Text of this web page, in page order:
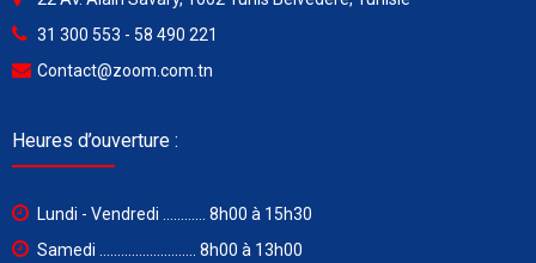
31 300 553 - 58 490 221
Contact@zoom.com.tn
Heures d’ouverture :
Lundi - Vendredi ............ 8h00 à 15h30
Samedi ........................... 8h00 à 13h00